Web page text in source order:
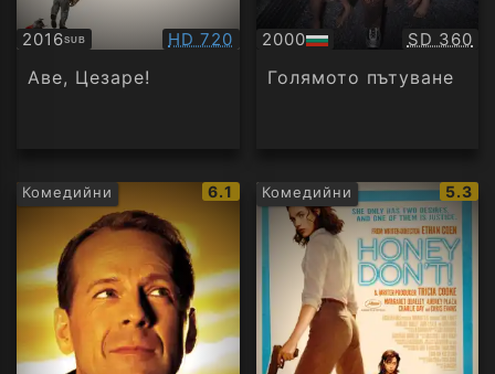
2016SUB
Субтитри Качество:
HD 720
Аве, Цезаре!
2000
БГ
аудио
SD 360
Голямото пътуване
Комедийни
IMDb
рейтинг:
6.1 Комедийни
IMDb
5.3